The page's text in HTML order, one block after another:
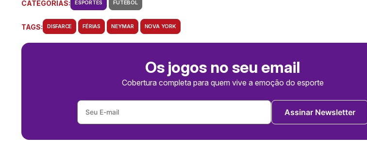
CATEGORIAS: ESPORTES FUTEBOL
TAGS: DISFARCE FÉRIAS NEYMAR NOVA YORK
Os jogos no seu email
Cobertura completa para quem vive a emoção do esporte
Assinar Newsletter